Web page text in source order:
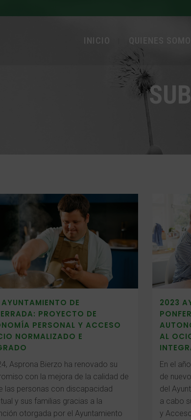
INICIO QUIENES SOMOS
DE
PROYECTO DE
PERSONAL Y ACCESO
NORMALIZADO E
Asprona Bierzo ha renovado su
con la mejora de la calidad de
las personas con discapacidad
y sus familias gracias a la
otorgada por el Ayuntamiento
2023
AL
En el
de
del
a cabo
y